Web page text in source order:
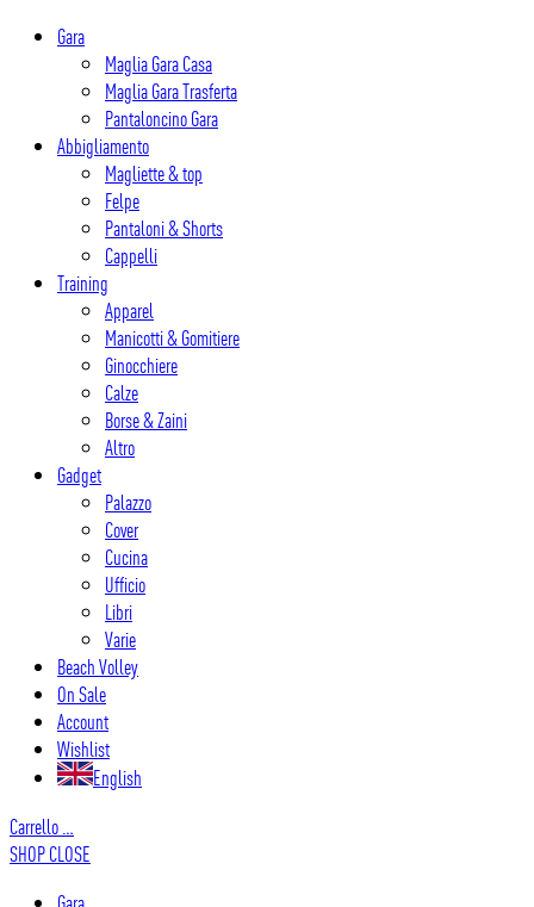
Salta
Gara
Maglia Gara Casa
Maglia Gara Trasferta
Pantaloncino Gara
Abbigliamento
Magliette & top
Felpe
Pantaloni & Shorts
Cappelli
Training
Apparel
Manicotti & Gomitiere
Ginocchiere
Calze
Borse & Zaini
Altro
Gadget
Palazzo
Cover
Cucina
Ufficio
Libri
Varie
Beach Volley
On Sale
Account
Wishlist
English
Carrello …
SHOPCLOSE